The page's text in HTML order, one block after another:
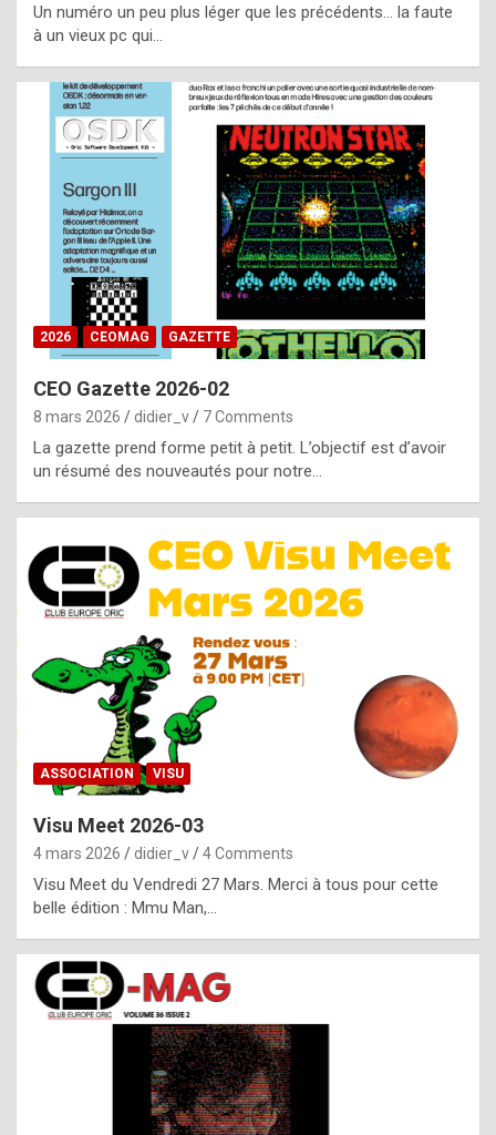
f
o
m
m
a
y
b
e
b
y
g
e
n
u
i
n
e
R
o
p
l
c
h
i
s
t
Un numéro un peu plus léger que les précédents… la faute
à un vieux pc qui…
2026 CEOMAG GAZETTE
CEO Gazette 2026-02
8 mars 2026 didier_v 7 Comments
La gazette prend forme petit à petit. L’objectif est d’avoir
un résumé des nouveautés pour notre…
ASSOCIATION VISU
Visu Meet 2026-03
4 mars 2026 didier_v 4 Comments
Visu Meet du Vendredi 27 Mars. Merci à tous pour cette
belle édition : Mmu Man,…